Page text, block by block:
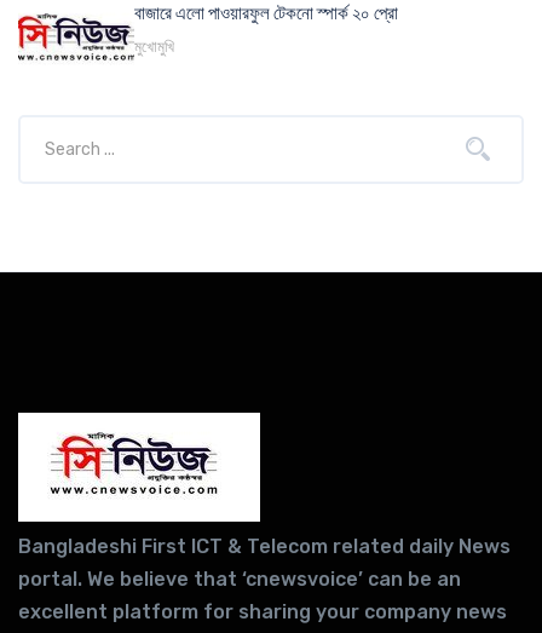
বাজারে এলো পাওয়ারফুল টেকনো স্পার্ক ২০ প্রো
মুখোমুখি
Bangladeshi First ICT & Telecom related daily News
portal. We believe that ‘cnewsvoice’ can be an
excellent platform for sharing your company news